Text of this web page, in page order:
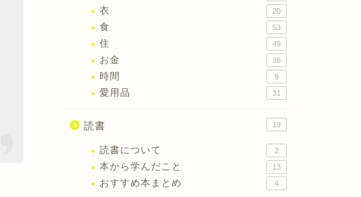
衣 20
食 53
住 49
お金 36
時間 9
愛用品 31
読書 19
読書について 2
本から学んだこと 13
おすすめ本まとめ 4